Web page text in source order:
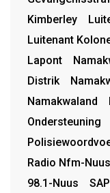
Kimberley
Luitenant
Lapont
Distrik
Namakwaland
Ondersteuning
Radio Nfm-Nuus
98.1-Nuus